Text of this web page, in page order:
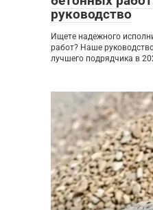
руководство
Ищете надежного
работ? Наше
лучшего подрядчика в